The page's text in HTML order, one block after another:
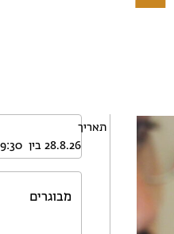
תאריך
מבוגרים